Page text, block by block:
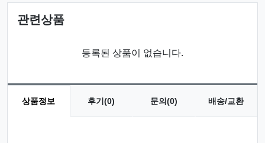
관련상품
등록된 상품이 없습니다.
상품정보 후기(0) 문의(0) 배송/교환